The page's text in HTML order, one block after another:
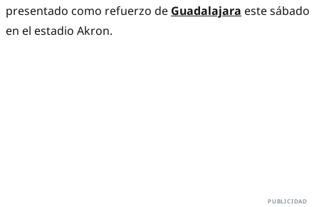
presentado como refuerzo de Guadalajara este sábado
en el estadio Akron.